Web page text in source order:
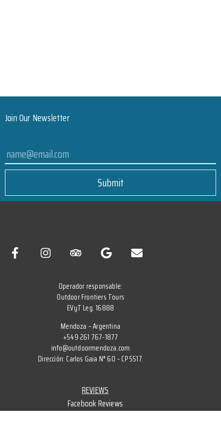
Join Our Newsletter
Submit
Operador responsable:
Outdoor Frontiers Tours
EVyT Leg. 16888
Mendoza – Argentina
+549 261 767-1877
info@outdoormendoza.com
Dirección: Carlos Gaia N° 60 – CP 5517.
REVIEWS
Facebook Reviews